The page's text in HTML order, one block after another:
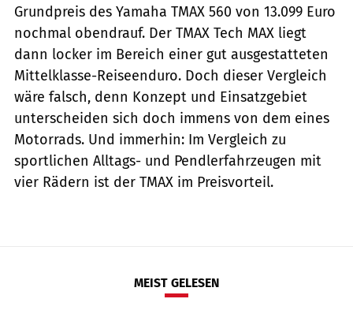
Grundpreis des Yamaha TMAX 560 von 13.099 Euro
nochmal obendrauf. Der TMAX Tech MAX liegt
dann locker im Bereich einer gut ausgestatteten
Mittelklasse-Reiseenduro. Doch dieser Vergleich
wäre falsch, denn Konzept und Einsatzgebiet
unterscheiden sich doch immens von dem eines
Motorrads. Und immerhin: Im Vergleich zu
sportlichen Alltags- und Pendlerfahrzeugen mit
vier Rädern ist der TMAX im Preisvorteil.
MEIST GELESEN